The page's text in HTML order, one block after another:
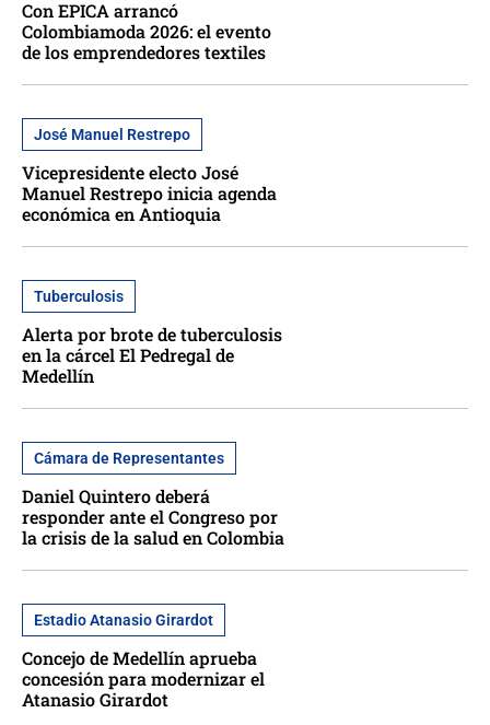
Con EPICA arrancó
Colombiamoda 2026: el evento
de los emprendedores textiles
José Manuel Restrepo
Vicepresidente electo José
Manuel Restrepo inicia agenda
económica en Antioquia
Tuberculosis
Alerta por brote de tuberculosis
en la cárcel El Pedregal de
Medellín
Cámara de Representantes
Daniel Quintero deberá
responder ante el Congreso por
la crisis de la salud en Colombia
Estadio Atanasio Girardot
Concejo de Medellín aprueba
concesión para modernizar el
Atanasio Girardot